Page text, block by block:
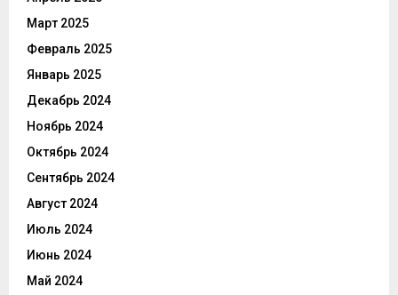
Март 2025
Февраль 2025
Январь 2025
Декабрь 2024
Ноябрь 2024
Октябрь 2024
Сентябрь 2024
Август 2024
Июль 2024
Июнь 2024
Май 2024